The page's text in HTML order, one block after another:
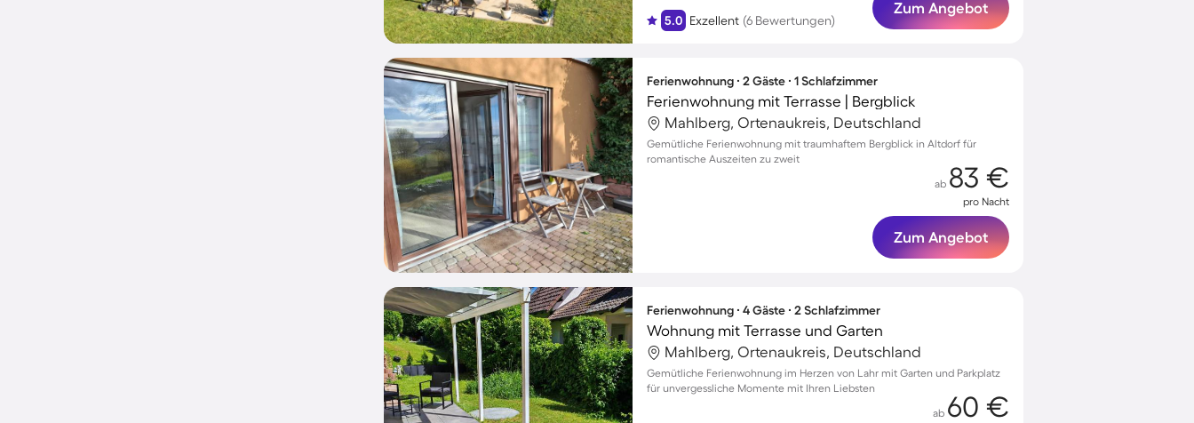
5.0 Exzellent (6 Bewertungen)
Zum Angebot
Ferienwohnung ∙ 2 Gäste ∙ 1 Schlafzimmer
Ferienwohnung mit Terrasse | Bergblick
Mahlberg, Ortenaukreis, Deutschland
Gemütliche Ferienwohnung mit traumhaftem Bergblick in Altdorf für
romantische Auszeiten zu zweit
ab 83 €
pro Nacht
Zum Angebot
Ferienwohnung ∙ 4 Gäste ∙ 2 Schlafzimmer
Wohnung mit Terrasse und Garten
Mahlberg, Ortenaukreis, Deutschland
Gemütliche Ferienwohnung im Herzen von Lahr mit Garten und Parkplatz
für unvergessliche Momente mit Ihren Liebsten
ab 60 €